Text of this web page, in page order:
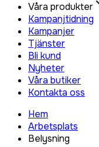
Våra produkter
Kampanjtidning
Kampanjer
Tjänster
Bli kund
Nyheter
Våra butiker
Kontakta oss
Hem
Arbetsplats
Belysning